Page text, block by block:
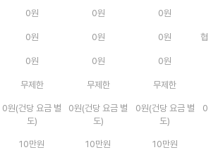
0원 0원 0원
0원 0원 0원 협
0원 0원 0원
무제한 무제한 무제한
0원(건당 요금 별
도)
0원(건당 요금 별
도)
0원(건당 요금 별
도)
0원
10만원 10만원 10만원